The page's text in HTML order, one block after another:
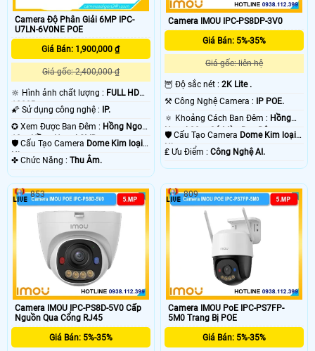
Camera Độ Phân Giải 6MP IPC-
U7LN-6V0NE POE
Giá Bán: 1,900,000 ₫
Giá gốc: 2,400,000 ₫
🔆 Hình ảnh chất lượng : FULL HD
1080P .
🌠 Sử dụng công nghệ :
IP.
✪ Xem Được Ban Đêm : Hồng Ngoại
10m Hồng Ngoại SMD.
🛡 Cấu Tạo Camera Dome Kim loại +
Nhựa.
️✤ Chức Năng : Thu Âm.
Camera IMOU IPC-PS8DP-3V0
Giá Bán: 5%-35%
Giá gốc: liên hệ
🦉 Độ sắc nét :2K Lite .
⚒ Công Nghệ Camera : IP POE.
🔅 Khoảng Cách Ban Đêm : Hồng
Ngoại 30m Có Màu Ban Ðêm.
🛡 Cấu Tạo Camera Dome Kim loại +
Nhựa.
️₤ Ưu Điểm :Công Nghệ AI.
Camera IMOU IPC-PS8D-5V0 Cấp
Nguồn Qua Cổng RJ45
Giá Bán: 5%-35%
853
Camera IMOU PoE IPC-PS7FP-
5M0 Trang Bị POE
Giá Bán: 5%-35%
809